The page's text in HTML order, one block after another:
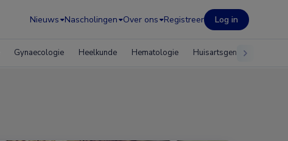
Nieuws Nascholingen Over ons Registreer Log in
Gynaecologie Heelkunde Hematologie Huisartsgeneeskunde